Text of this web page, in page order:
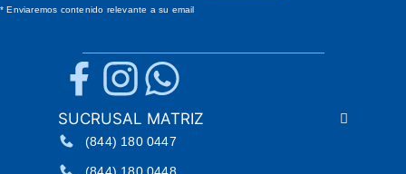
* Enviaremos contenido relevante a su email
SUCRUSAL MATRIZ
(844) 180 0447